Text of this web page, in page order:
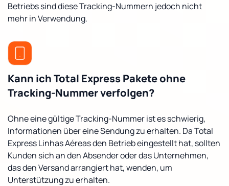
Betriebs sind diese Tracking-Nummern jedoch nicht
mehr in Verwendung.
Kann ich Total Express Pakete ohne
Tracking-Nummer verfolgen?
Ohne eine gültige Tracking-Nummer ist es schwierig,
Informationen über eine Sendung zu erhalten. Da Total
Express Linhas Aéreas den Betrieb eingestellt hat, sollten
Kunden sich an den Absender oder das Unternehmen,
das den Versand arrangiert hat, wenden, um
Unterstützung zu erhalten.